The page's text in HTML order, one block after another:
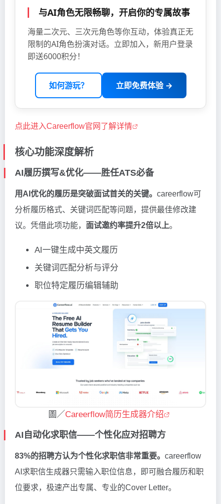
与AI角色无限畅聊，开启你的专属故事
海量二次元、三次元角色等你互动，体验真正无
限制的AI角色扮演对话。立即加入，新用户登录
即送6000积分！
如何游玩？ 立即免费体验 →
点此进入Careerflow官网了解详情
核心功能深度解析
AI履历撰写&优化——胜任ATS必备
用AI优化的履历是突破面试首关的关键。 careerflow可
分析履历格式、关键词匹配等问题，提供最佳修改建
议。凭借此项功能， 面试邀约率提升2倍以上。
AI一键生成中英文履历
关键词匹配分析与评分
职位特定履历编辑辅助
圖／ Careerflow简历生成器介绍
AI自动化求职信——个性化应对招聘方
83%的招聘方认为个性化求职信非常重要。 careerflow
AI求职信生成器只需输入职位信息，即可融合履历和职
位要求，极速产出专属、专业的Cover Letter。